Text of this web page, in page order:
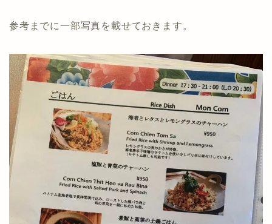
参考までに一部写真を載せておきます。